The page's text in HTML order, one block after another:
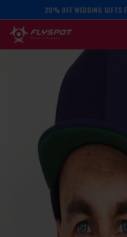
20% OFF WEDDING GIFTS
/ Calendar of events